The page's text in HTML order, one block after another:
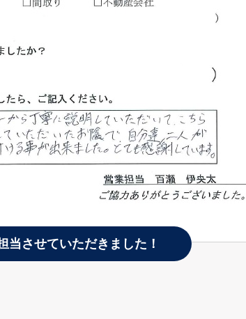
当させていただきました！